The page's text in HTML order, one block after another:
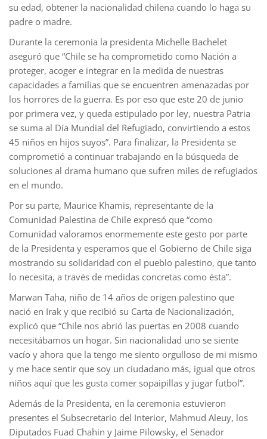
su edad, obtener la nacionalidad chilena cuando lo haga su
padre o madre.
Durante la ceremonia la presidenta Michelle Bachelet
aseguró que “Chile se ha comprometido como Nación a
proteger, acoger e integrar en la medida de nuestras
capacidades a familias que se encuentren amenazadas por
los horrores de la guerra. Es por eso que este 20 de junio
por primera vez, y queda estipulado por ley, nuestra Patria
se suma al Día Mundial del Refugiado, convirtiendo a estos
45 niños en hijos suyos”. Para finalizar, la Presidenta se
comprometió a continuar trabajando en la búsqueda de
soluciones al drama humano que sufren miles de refugiados
en el mundo.
Por su parte, Maurice Khamis, representante de la
Comunidad Palestina de Chile expresó que “como
Comunidad valoramos enormemente este gesto por parte
de la Presidenta y esperamos que el Gobierno de Chile siga
mostrando su solidaridad con el pueblo palestino, que tanto
lo necesita, a través de medidas concretas como ésta”.
Marwan Taha, niño de 14 años de origen palestino que
nació en Irak y que recibió su Carta de Nacionalización,
explicó que “Chile nos abrió las puertas en 2008 cuando
necesitábamos un hogar. Sin nacionalidad uno se siente
vacío y ahora que la tengo me siento orgulloso de mi mismo
y me hace sentir que soy un ciudadano más, igual que otros
niños aquí que les gusta comer sopaipillas y jugar futbol”.
Además de la Presidenta, en la ceremonia estuvieron
presentes el Subsecretario del Interior, Mahmud Aleuy, los
Diputados Fuad Chahin y Jaime Pilowsky, el Senador